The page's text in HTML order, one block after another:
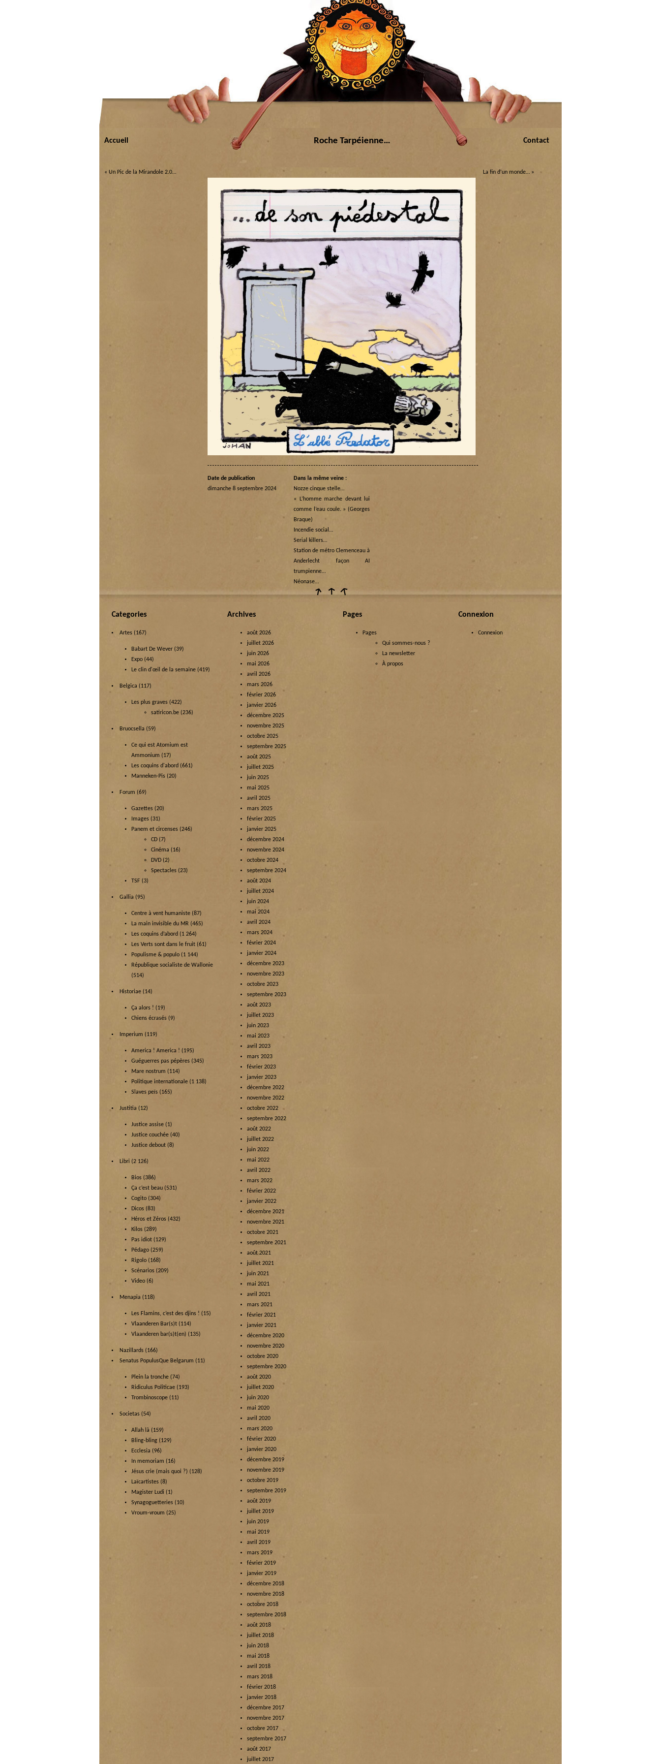
Accueil Roche Tarpéienne… Contact
« Un Pic de la Mirandole 2.0… La fin d’un monde… »
Date de publication
dimanche 8 septembre 2024
Dans la même veine :
Nozze cinque stelle…
« L’homme marche devant lui
comme l’eau coule. » (Georges
Braque)
Incendie social…
Serial killers…
Station de métro Clemenceau à
Anderlecht façon AI
trumpienne…
Néonase…
Categories
Artes (167)
Babart De Wever (39)
Expo (44)
Le clin d'œil de la semaine (419)
Belgica (117)
Les plus graves (422)
satiricon.be (236)
Bruocsella (59)
Ce qui est Atomium est
Ammonium (17)
Les coquins d'abord (661)
Manneken-Pis (20)
Forum (69)
Gazettes (20)
Images (31)
Panem et circenses (246)
CD (7)
Cinéma (16)
DVD (2)
Spectacles (23)
TSF (3)
Gallia (95)
Centre à vent humaniste (87)
La main invisible du MR (465)
Les coquins d’abord (1 264)
Les Verts sont dans le fruit (61)
Populisme & populo (1 144)
République socialiste de Wallonie
(514)
Historiae (14)
Ça alors ! (19)
Chiens écrasés (9)
Imperium (119)
America ! America ! (195)
Guéguerres pas pépères (345)
Mare nostrum (114)
Politique internationale (1 138)
Slaves peïs (165)
Justitia (12)
Justice assise (1)
Justice couchée (40)
Justice debout (8)
Libri (2 126)
Bios (386)
Ça c’est beau (531)
Cogito (304)
Dicos (83)
Héros et Zéros (432)
Kilos (289)
Pas idiot (129)
Pédago (259)
Rigolo (168)
Scénarios (209)
Video (6)
Menapia (118)
Les Flamins, c’est des djins ! (15)
Vlaanderen Bar(s)t (114)
Vlaanderen bar(s)t(en) (135)
Nazillards (166)
Senatus PopulusQue Belgarum (11)
Plein la tronche (74)
Ridiculus Politicae (193)
Trombinoscope (11)
Societas (54)
Allah là (159)
Bling-bling (129)
Ecclesia (96)
In memoriam (16)
Jésus crie (mais quoi ?) (128)
Laïcartistes (8)
Magister Ludi (1)
Synagoguetteries (10)
Vroum-vroum (25)
Archives
août 2026
juillet 2026
juin 2026
mai 2026
avril 2026
mars 2026
février 2026
janvier 2026
décembre 2025
novembre 2025
octobre 2025
septembre 2025
août 2025
juillet 2025
juin 2025
mai 2025
avril 2025
mars 2025
février 2025
janvier 2025
décembre 2024
novembre 2024
octobre 2024
septembre 2024
août 2024
juillet 2024
juin 2024
mai 2024
avril 2024
mars 2024
février 2024
janvier 2024
décembre 2023
novembre 2023
octobre 2023
septembre 2023
août 2023
juillet 2023
juin 2023
mai 2023
avril 2023
mars 2023
février 2023
janvier 2023
décembre 2022
novembre 2022
octobre 2022
septembre 2022
août 2022
juillet 2022
juin 2022
mai 2022
avril 2022
mars 2022
février 2022
janvier 2022
décembre 2021
novembre 2021
octobre 2021
septembre 2021
août 2021
juillet 2021
juin 2021
mai 2021
avril 2021
mars 2021
février 2021
janvier 2021
décembre 2020
novembre 2020
octobre 2020
septembre 2020
août 2020
juillet 2020
juin 2020
mai 2020
avril 2020
mars 2020
février 2020
janvier 2020
décembre 2019
novembre 2019
octobre 2019
septembre 2019
août 2019
juillet 2019
juin 2019
mai 2019
avril 2019
mars 2019
février 2019
janvier 2019
décembre 2018
novembre 2018
octobre 2018
septembre 2018
août 2018
juillet 2018
juin 2018
mai 2018
avril 2018
mars 2018
février 2018
janvier 2018
décembre 2017
novembre 2017
octobre 2017
septembre 2017
août 2017
juillet 2017
Pages
Pages
Qui sommes-nous ?
La newsletter
À propos
Connexion
Connexion